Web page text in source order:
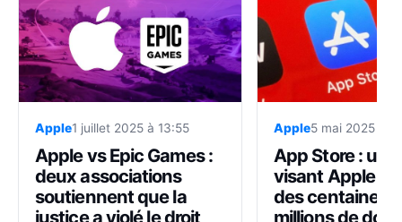
Apple1 juillet 2025 à 13:55
Apple vs Epic Games :
deux associations
soutiennent que la
justice a violé le droit
Apple5 mai 2025 à
App Store :
visant Apple
des centaines
millions de